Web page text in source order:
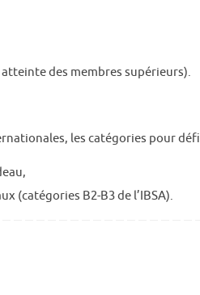
des membres supérieurs).
les catégories pour
(catégories B2-B3 de l’IBSA).